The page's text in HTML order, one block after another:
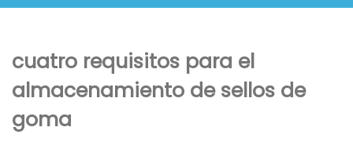
cuatro requisitos para el
almacenamiento de sellos de
goma